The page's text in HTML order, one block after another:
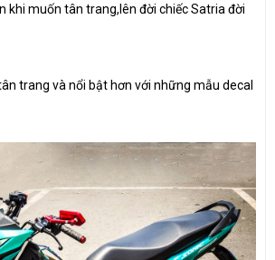
khi muốn tân trang,lên đời chiếc Satria đời
trang và nổi bật hơn với những mẫu decal